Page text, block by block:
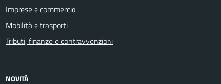
Imprese e commercio
Mobilità e trasporti
Tributi, finanze e contravvenzioni
NOVITÀ